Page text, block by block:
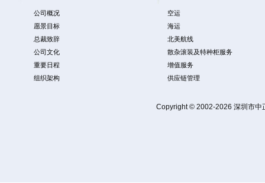
公司概况
愿景目标
总裁致辞
公司文化
重要日程
组织架构
空运
海运
北美航线
散杂滚装及特种柜服务
增值服务
供应链管理
Copyright © 2002-2026 深圳市中